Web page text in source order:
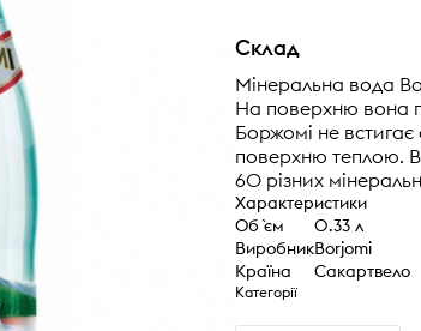
Склад
Мінеральна вода
На поверхню вона
Боржомі не
поверхню теплою.
60 різних
Характеристики
Об `єм
0.33 л
ВиробникBorjomi
Країна
Сакартвело
Категорії